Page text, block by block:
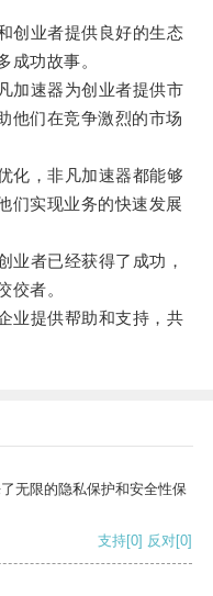
业者提供良好的生态
成功故事。
速器为创业者提供市
他们在竞争激烈的市场
，非凡加速器都能够
们实现业务的快速发展
者已经获得了成功，
佼者。
提供帮助和支持，共
无限的隐私保护和安全性保
支持[0] 反对[0]